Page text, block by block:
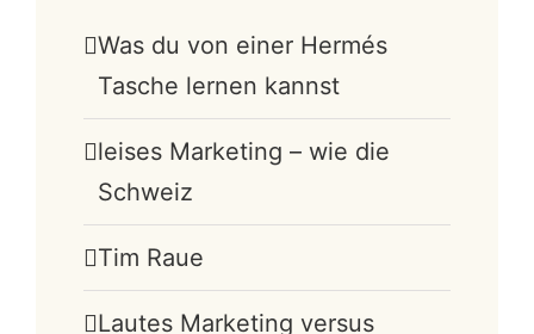
Was du von einer Hermés
Tasche lernen kannst
leises Marketing – wie die
Schweiz
Tim Raue
Lautes Marketing versus